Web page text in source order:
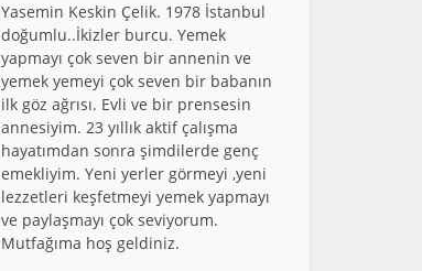
Yasemin Keskin Çelik. 1978 İstanbul
doğumlu..İkizler burcu. Yemek
yapmayı çok seven bir annenin ve
yemek yemeyi çok seven bir babanın
ilk göz ağrısı. Evli ve bir prensesin
annesiyim. 23 yıllık aktif çalışma
hayatımdan sonra şimdilerde genç
emekliyim. Yeni yerler görmeyi ,yeni
lezzetleri keşfetmeyi yemek yapmayı
ve paylaşmayı çok seviyorum.
Mutfağıma hoş geldiniz.